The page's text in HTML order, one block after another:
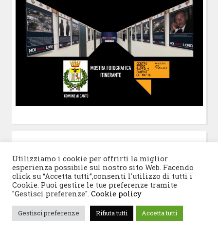
© 2026 Progetto San Francesco |Tema WordPress:
Blogghiamodi CrestaProject.
Utilizziamo i cookie per offrirti la miglior
esperienza possibile sul nostro sito Web. Facendo
click su “Accetta tutti”,consenti l'utilizzo di tutti i
Cookie. Puoi gestire le tue preferenze tramite
"Gestisci preferenze". Cookie policy
Gestisci preferenze Rifiuta tutti Accetta tutti